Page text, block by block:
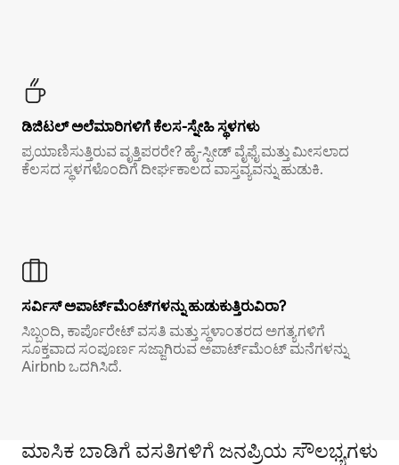
ಡಿಜಿಟಲ್ ಅಲೆಮಾರಿಗಳಿಗೆ ಕೆಲಸ-ಸ್ನೇಹಿ ಸ್ಥಳಗಳು
ಪ್ರಯಾಣಿಸುತ್ತಿರುವ ವೃತ್ತಿಪರರೇ? ಹೈ-ಸ್ಪೀಡ್ ವೈಫೈ ಮತ್ತು ಮೀಸಲಾದ
ಕೆಲಸದ ಸ್ಥಳಗಳೊಂದಿಗೆ ದೀರ್ಘಕಾಲದ ವಾಸ್ತವ್ಯವನ್ನು ಹುಡುಕಿ.
ಸರ್ವಿಸ್ ಅಪಾರ್ಟ್‌ಮೆಂಟ್‌ಗಳನ್ನು ಹುಡುಕುತ್ತಿರುವಿರಾ?
ಸಿಬ್ಬಂದಿ, ಕಾರ್ಪೊರೇಟ್ ವಸತಿ ಮತ್ತು ಸ್ಥಳಾಂತರದ ಅಗತ್ಯಗಳಿಗೆ
ಸೂಕ್ತವಾದ ಸಂಪೂರ್ಣ ಸಜ್ಜಾಗಿರುವ ಅಪಾರ್ಟ್‌ಮೆಂಟ್ ಮನೆಗಳನ್ನು
Airbnb ಒದಗಿಸಿದೆ.
ಮಾಸಿಕ ಬಾಡಿಗೆ ವಸತಿಗಳಿಗೆ ಜನಪ್ರಿಯ ಸೌಲಭ್ಯಗಳು